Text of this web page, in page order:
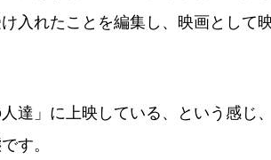
入れたことを編集し、映画として
達」に上映している、という感じ
す。